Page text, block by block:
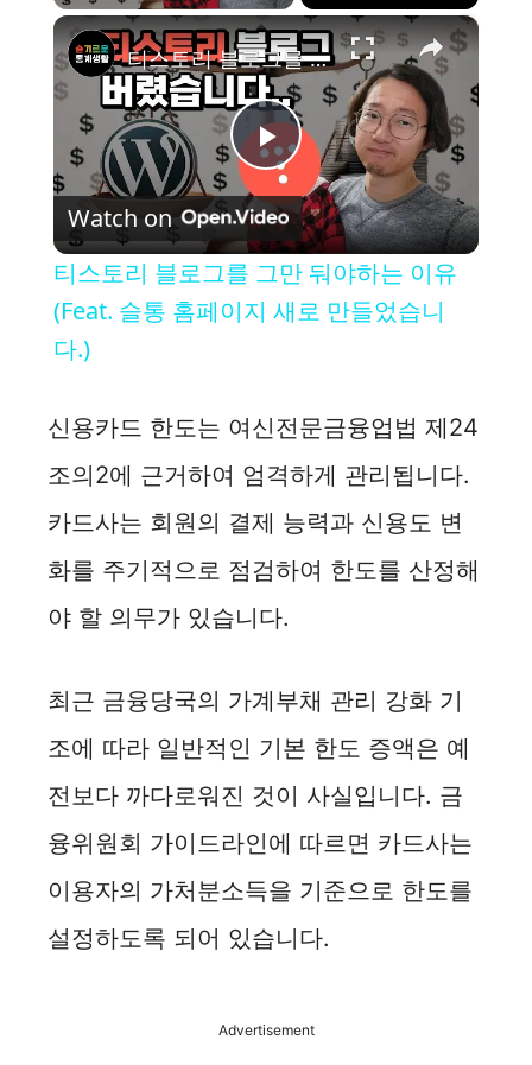
×
P
l
a
V
i
d
o
티스토리 블로그를 그만 둬야하는 이유 (Feat. 슬통 홈페이지 새로 만들었습니다.)
Watch on
티스토리 블로그를 그만 둬야하는 이유
(Feat. 슬통 홈페이지 새로 만들었습니
다.)
신용카드 한도는 여신전문금융업법 제24
조의2에 근거하여 엄격하게 관리됩니다.
카드사는 회원의 결제 능력과 신용도 변
화를 주기적으로 점검하여 한도를 산정해
야 할 의무가 있습니다.
최근 금융당국의 가계부채 관리 강화 기
조에 따라 일반적인 기본 한도 증액은 예
전보다 까다로워진 것이 사실입니다. 금
융위원회 가이드라인에 따르면 카드사는
이용자의 가처분소득을 기준으로 한도를
설정하도록 되어 있습니다.
Advertisement